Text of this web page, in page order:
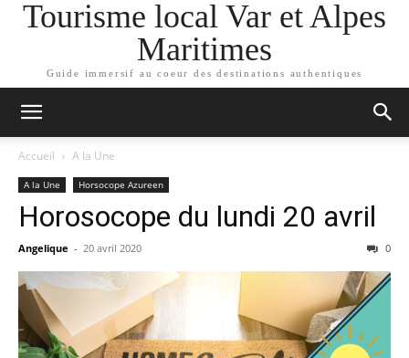
Tourisme local Var et Alpes
Maritimes
Guide immersif au coeur des destinations authentiques
Accueil A la Une
A la Une Horsocope Azureen
Horosocope du lundi 20 avril
Angelique - 20 avril 2020 0